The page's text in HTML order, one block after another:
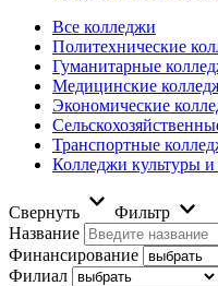
Все колледжи
Политехнические
Гуманитарные
Медицинские
Экономические
Транспортные
Колледжи культуры и
Свернуть
Фильтр
Название
Финансирование
Филиал